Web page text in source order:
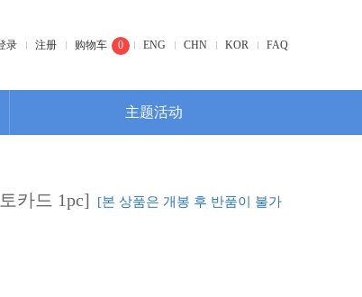
录 注册 购物车 0 ENG CHN KOR FAQ
主题活动
카드 1pc] [본 상품은 개봉 후 반품이 불가